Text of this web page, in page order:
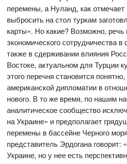
перемены, а Нуланд, как
выбросить на стол туркам
карты». Но какие? Возможно,
экономического сотрудничества в
также в сдерживании влияния
Востоке, актуальном для Турции
этого перечня становится
американской дипломатии в
нового. В то же время, по нашим
аналитическое сообщество
на Украине» и предполагает
перемены в бассейне Черного
представитель Эрдогана говорит:
Украине, но у нее есть